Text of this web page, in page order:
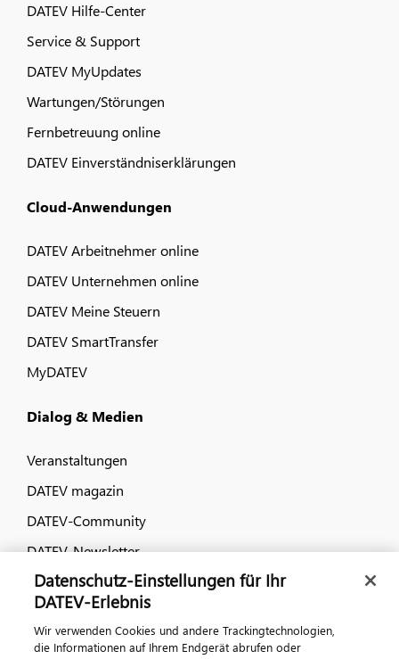
DATEV Hilfe-Center
Service & Support
DATEV MyUpdates
Wartungen/Störungen
Fernbetreuung online
DATEV Einverständniserklärungen
Cloud-Anwendungen
DATEV Arbeitnehmer online
DATEV Unternehmen online
DATEV Meine Steuern
DATEV SmartTransfer
MyDATEV
Dialog & Medien
Veranstaltungen
DATEV magazin
DATEV-Community
DATEV-Newsletter
Kontaktieren Sie uns
Datenschutz-Einstellungen für Ihr
DATEV-Erlebnis
Wir verwenden Cookies und andere Trackingtechnologien,
die Informationen auf Ihrem Endgerät abrufen oder